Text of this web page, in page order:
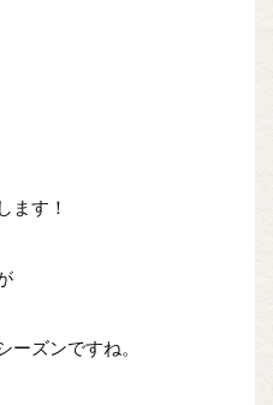
ます！
ーズンですね。